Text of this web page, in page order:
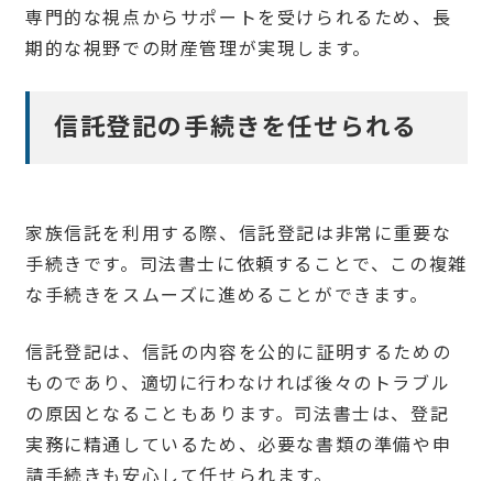
専門的な視点からサポートを受けられるため、長
期的な視野での財産管理が実現します。
信託登記の手続きを任せられる
家族信託を利用する際、信託登記は非常に重要な
手続きです。司法書士に依頼することで、この複雑
な手続きをスムーズに進めることができます。
信託登記は、信託の内容を公的に証明するための
ものであり、適切に行わなければ後々のトラブル
の原因となることもあります。司法書士は、登記
実務に精通しているため、必要な書類の準備や申
請手続きも安心して任せられます。